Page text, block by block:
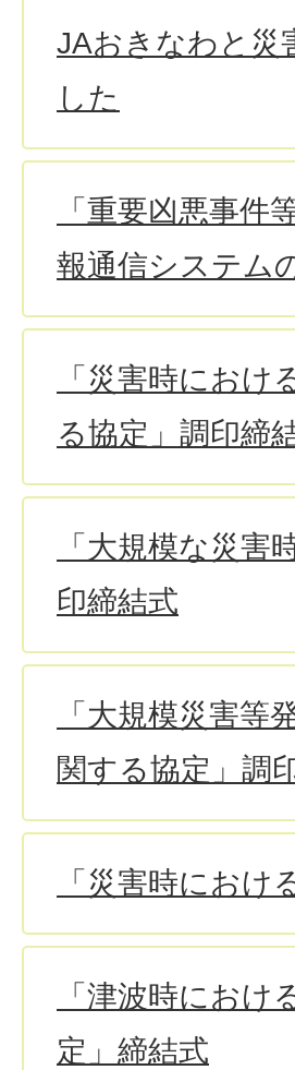
JAおきなわと災
した
「重要凶悪事件
報通信システム
「災害時にお
る協定」調印締
「大規模な災
印締結式
「大規模災害等
関する協定」調
「災害時におけ
「津波時にお
定」締結式